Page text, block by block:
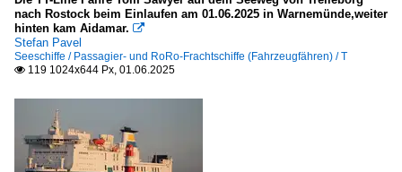
nach Rostock beim Einlaufen am 01.06.2025 in Warnemünde,weiter
hinten kam Aidamar. 
Stefan Pavel
Seeschiffe / Passagier- und RoRo-Frachtschiffe (Fahrzeugfähren) / T
 119 1024x644 Px, 01.06.2025